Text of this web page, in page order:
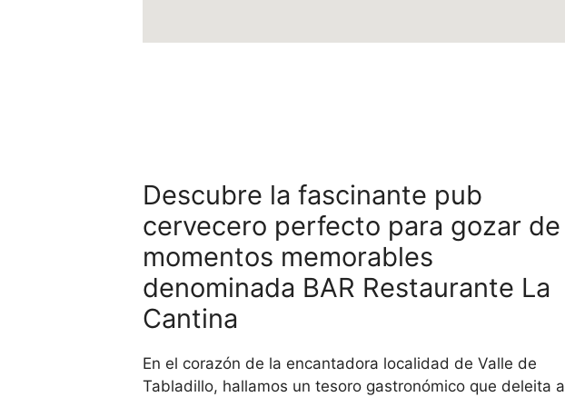
Descubre la fascinante pub
cervecero perfecto para gozar de
momentos memorables
denominada BAR Restaurante La
Cantina
En el corazón de la encantadora localidad de Valle de
Tabladillo, hallamos un tesoro gastronómico que deleita a